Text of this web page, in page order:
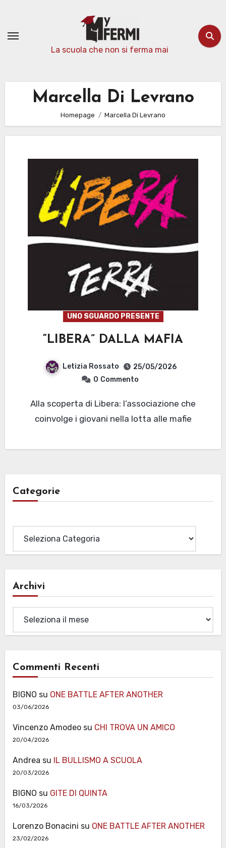
contenuto
La scuola che non si ferma mai
Marcella Di Levrano
Homepage Marcella Di Levrano
UNO SGUARDO PRESENTE
“LIBERA” DALLA MAFIA
Letizia Rossato
25/05/2026
0 Commento
Alla scoperta di Libera: l’associazione che
coinvolge i giovani nella lotta alle mafie
Categorie
Archivi
Commenti Recenti
BIGNO su ONE BATTLE AFTER ANOTHER
03/06/2026
Vincenzo Amodeosu CHI TROVA UN AMICO
20/04/2026
Andrea su IL BULLISMO A SCUOLA
20/03/2026
BIGNO su GITE DI QUINTA
16/03/2026
Lorenzo Bonacini su ONE BATTLE AFTER ANOTHER
23/02/2026